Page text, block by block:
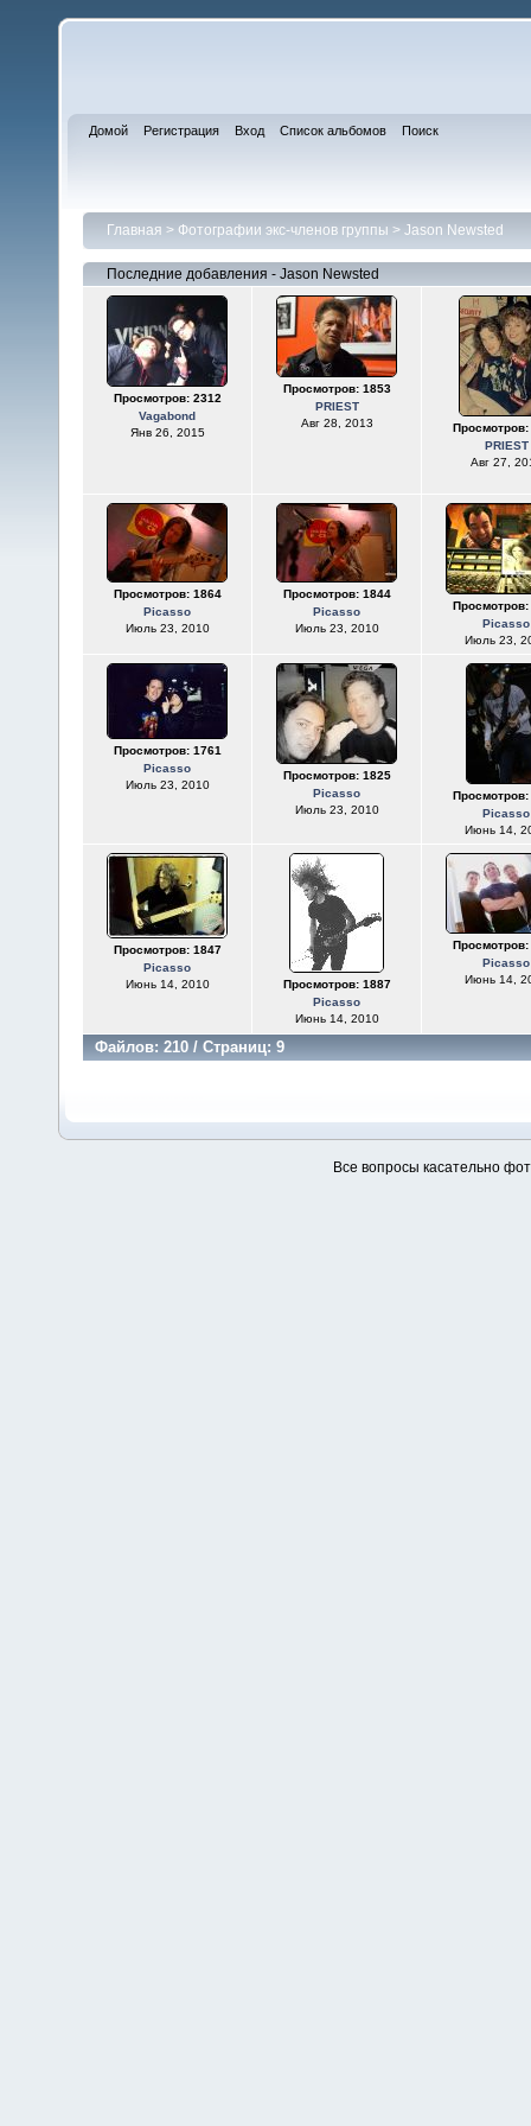
Домой Регистрация Вход Список альбомов Поиск
Главная > Фотографии экс-членов группы > Jason Newsted
Последние добавления - Jason Newsted
Просмотров: 2312
Vagabond
Янв 26, 2015
Просмотров: 1853
PRIEST
Авг 28, 2013
Просмотров:
PRIEST
Авг 27,
Просмотров: 1864
Picasso
Июль 23, 2010
Просмотров: 1844
Picasso
Июль 23, 2010
Просмотров:
Picasso
Июль 23,
Просмотров: 1761
Picasso
Июль 23, 2010
Просмотров: 1825
Picasso
Июль 23, 2010
Просмотров:
Picasso
Июнь 14,
Просмотров: 1847
Picasso
Июнь 14, 2010
Просмотров: 1887
Picasso
Июнь 14, 2010
Просмотров:
Picasso
Июнь 14,
Файлов: 210 / Страниц: 9
Все вопросы касательно